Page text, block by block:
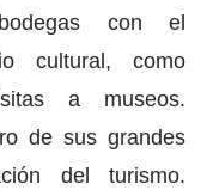
con el
cultural, como
a museos.
de sus grandes
del turismo.